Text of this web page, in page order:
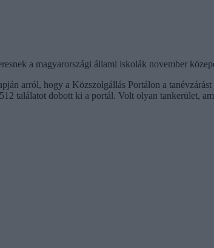
a magyarországi állami iskolák november
arról, hogy a Közszolgállás Portálon a
találatot dobott ki a portál. Volt olyan tankerület,